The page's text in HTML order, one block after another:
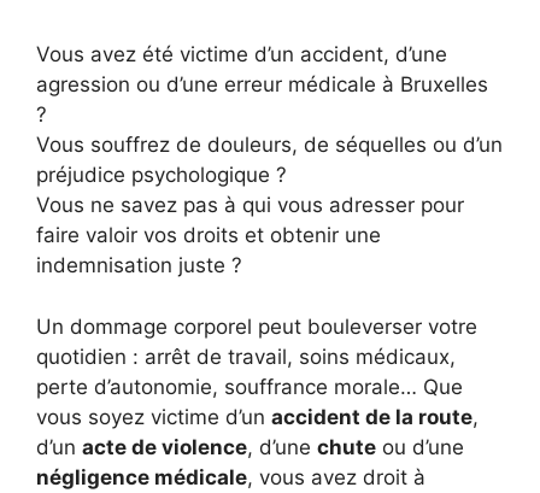
Vous avez été victime d’un accident, d’une
agression ou d’une erreur médicale à Bruxelles
?
Vous souffrez de douleurs, de séquelles ou d’un
préjudice psychologique ?
Vous ne savez pas à qui vous adresser pour
faire valoir vos droits et obtenir une
indemnisation juste ?
Un dommage corporel peut bouleverser votre
quotidien : arrêt de travail, soins médicaux,
perte d’autonomie, souffrance morale… Que
vous soyez victime d’un accident de la route,
d’un acte de violence, d’une chute ou d’une
négligence médicale, vous avez droit à